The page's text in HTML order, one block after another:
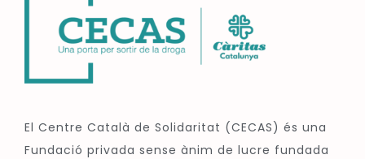
El Centre Català de Solidaritat (CECAS) és una
Fundació privada sense ànim de lucre fundada